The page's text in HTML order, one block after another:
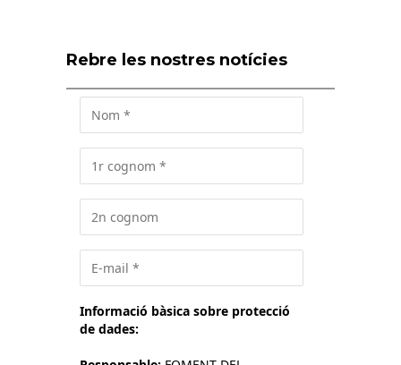
Rebre les nostres notícies
Informació bàsica sobre protecció
de dades: